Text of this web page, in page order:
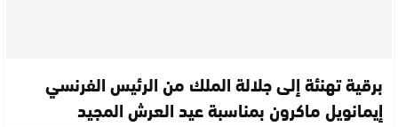
برقية تهنئة إلى جلالة الملك من الرئيس الفرنسي
إيمانويل ماكرون بمناسبة عيد العرش المجيد